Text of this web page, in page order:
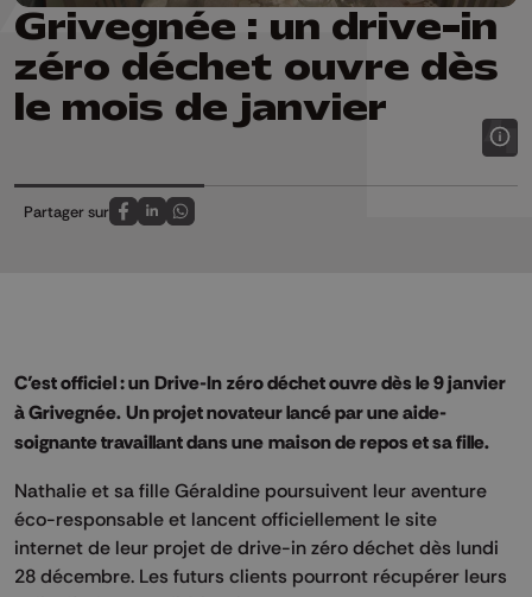
Grivegnée : un drive-in
zéro déchet ouvre dès
le mois de janvier
Partager sur
Partagez sur FaceBook
Partagez sur LinkedIn
Partagez sur Whatsapp
C’est officiel :unDrive-Inzéro déchetouvre dès le 9 janvier
à Grivegnée.Un projet novateur lancé par une aide-
soignantetravaillantdans unemaison de repos et sa fille.
Nathalie et sa fille Géraldine poursuivent leur aventure
éco-responsable et lancent officiellement le site
internet de leur projet de drive-in zéro déchet dès lundi
28 décembre. Les futurs clients pourront récupérer leurs